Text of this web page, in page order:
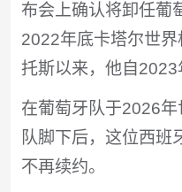
布会上确认将卸任葡
2022年底卡塔尔世界
托斯以来，他自2023
在葡萄牙队于2026
队脚下后，这位西班
不再续约。